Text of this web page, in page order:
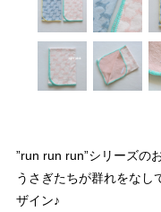
”run run run”シリーズの
うさぎたちが群れをなし
ザイン♪